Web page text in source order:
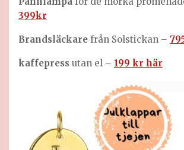
399kr
Brandsläckare från Solstickan –
kaffepress utan el – 199 kr här